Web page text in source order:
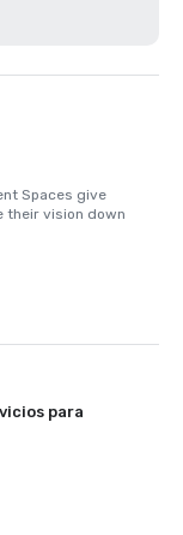
de la
— 2021
Spaces give
their vision down
para